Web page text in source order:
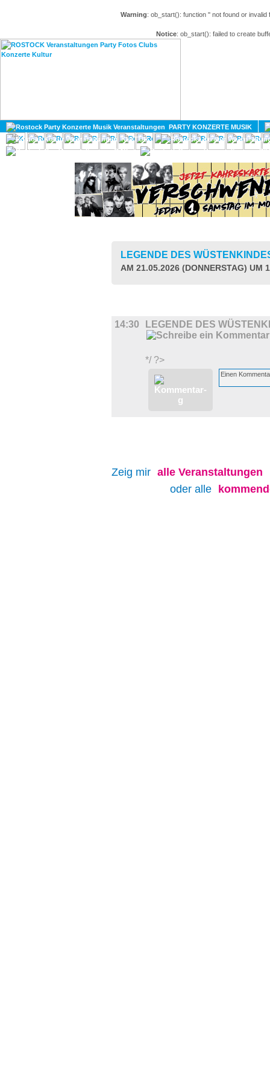
Warning: ob_start(): function '' not found or
Notice: ob_start(): failed to create
PARTY KONZERTE MUSIK
KULTUR
GAY
LEGENDE DES
AM 21.05.2026 (DONNERSTAG) UM
14:30 LEGENDE DES
*/ ?>
Zeig mir alle Veranstaltungen
oder alle